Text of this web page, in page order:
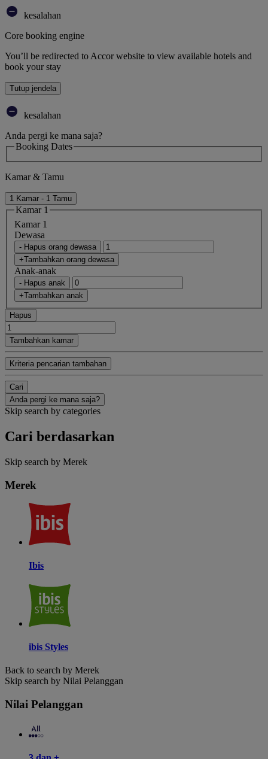
kesalahan
Core booking engine
You’ll be redirected to Accor website to view available hotels and
book your stay
Tutup jendela
kesalahan
Anda pergi ke mana saja?
Booking Dates
Kamar & Tamu
1 Kamar - 1 Tamu
Kamar 1
Kamar 1
Dewasa
- Hapus orang dewasa
+Tambahkan orang dewasa
Anak-anak
- Hapus anak
+Tambahkan anak
Hapus
Tambahkan kamar
Kriteria pencarian tambahan
Cari
Anda pergi ke mana saja?
Skip search by categories
Cari berdasarkan
Skip search by Merek
Merek
Ibis
ibis Styles
Back to search by Merek
Skip search by Nilai Pelanggan
Nilai Pelanggan